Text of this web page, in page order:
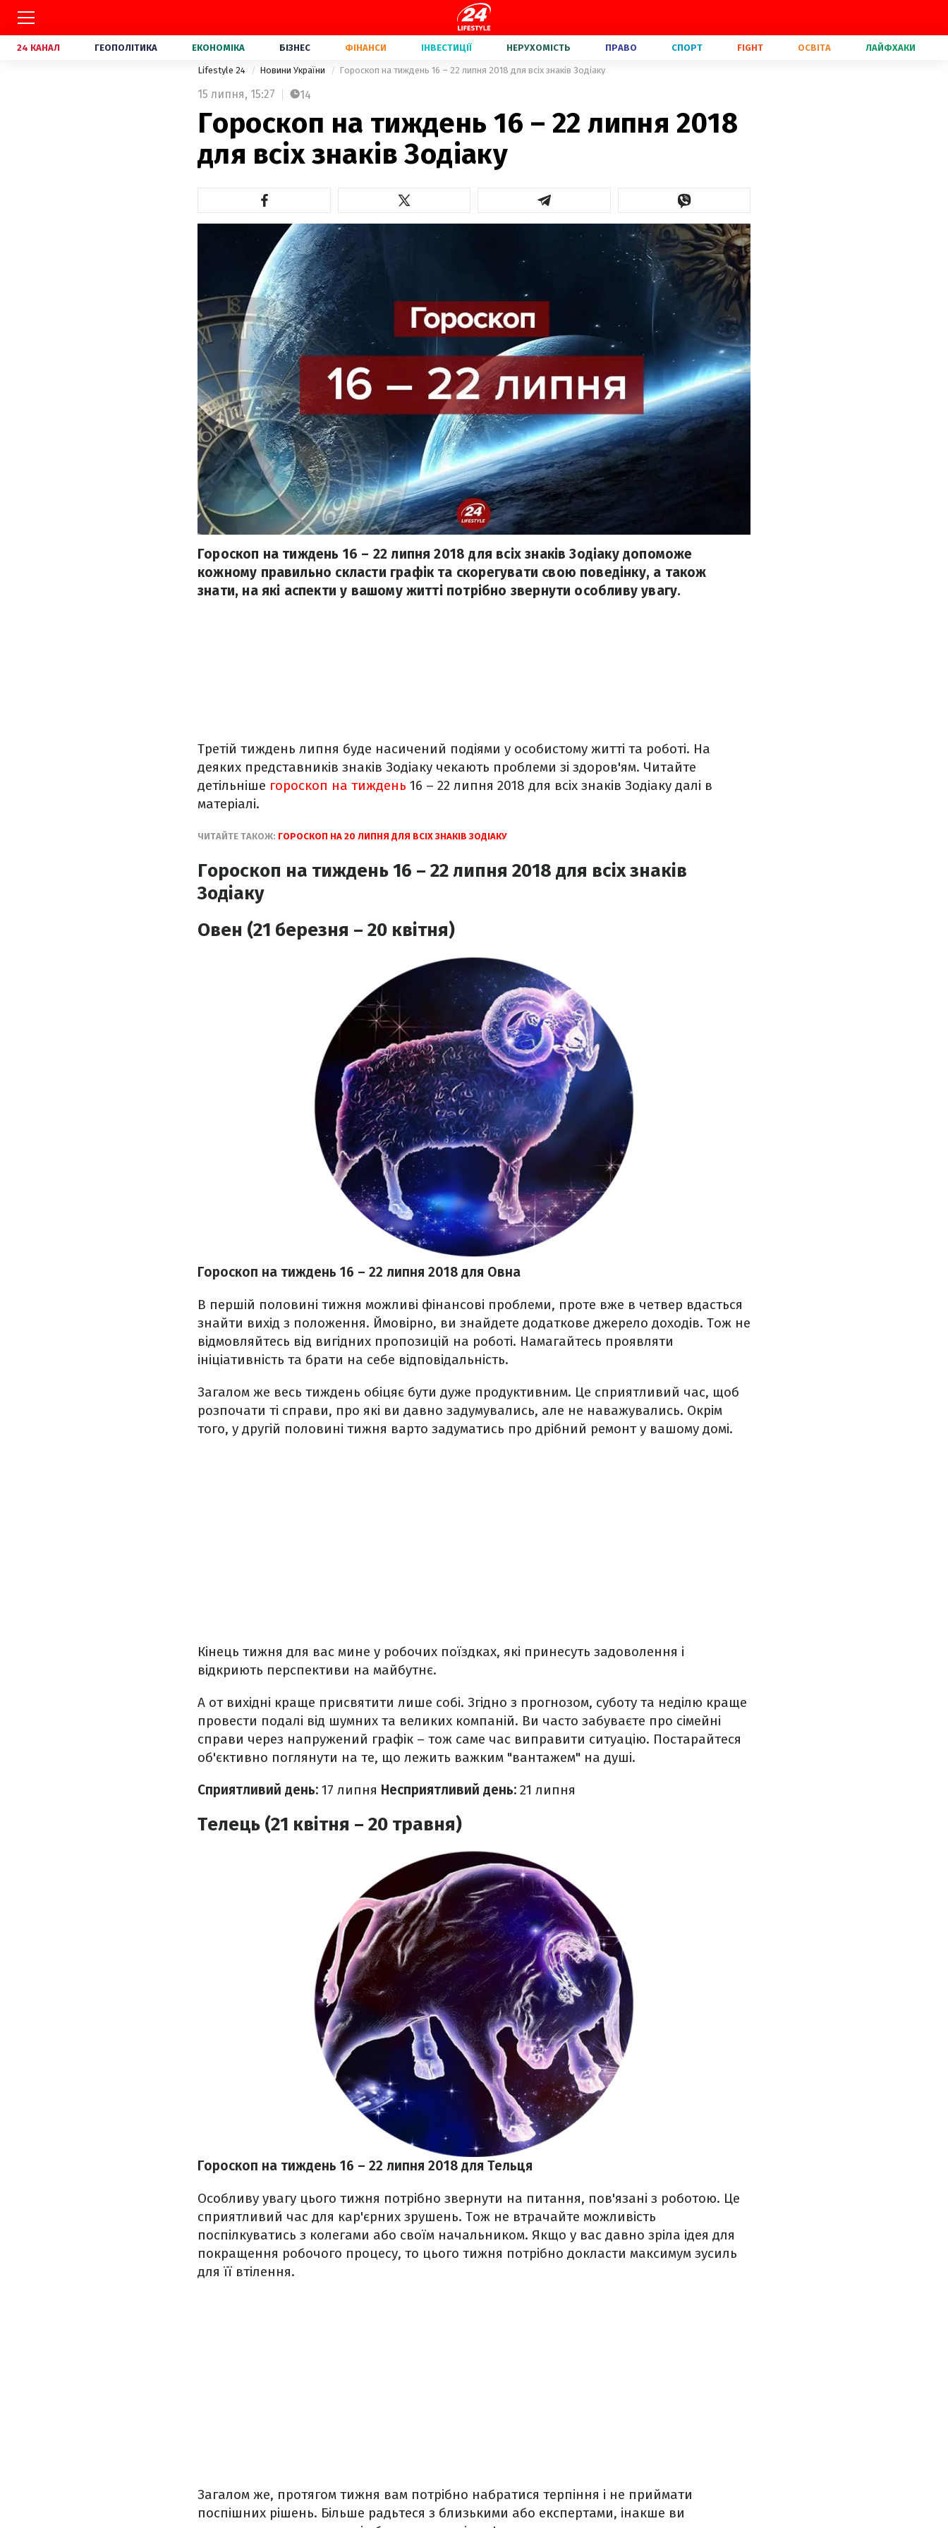
24 КАНАЛ ГЕОПОЛІТИКА ЕКОНОМІКА БІЗНЕС ФІНАНСИ ІНВЕСТИЦІЇ НЕРУХОМІСТЬ ПРАВО СПОРТ FIGHT ОСВІТА ЛАЙФХАКИ
Lifestyle 24 Новини України Гороскоп на тиждень 16 – 22 липня 2018 для всіх знаків Зодіаку
15 липня, 15:27 14
Гороскоп на тиждень 16 – 22 липня 2018
для всіх знаків Зодіаку
Гороскоп на тиждень 16 – 22 липня 2018 для всіх знаків Зодіаку допоможе
кожному правильно скласти графік та скорегувати свою поведінку, а також
знати, на які аспекти у вашому житті потрібно звернути особливу увагу.
Третій тиждень липня буде насичений подіями у особистому житті та роботі. На
деяких представників знаків Зодіаку чекають проблеми зі здоров'ям. Читайте
детільніше гороскоп на тиждень 16 – 22 липня 2018 для всіх знаків Зодіаку далі в
матеріалі.
ЧИТАЙТЕ ТАКОЖ: ГОРОСКОП НА 20 ЛИПНЯ ДЛЯ ВСІХ ЗНАКІВ ЗОДІАКУ
Гороскоп на тиждень 16 – 22 липня 2018 для всіх знаків
Зодіаку
Овен (21 березня – 20 квітня)
Гороскоп на тиждень 16 – 22 липня 2018 для Овна
В першій половині тижня можливі фінансові проблеми, проте вже в четвер вдасться
знайти вихід з положення. Ймовірно, ви знайдете додаткове джерело доходів. Тож не
відмовляйтесь від вигідних пропозицій на роботі. Намагайтесь проявляти
ініціативність та брати на себе відповідальність.
Загалом же весь тиждень обіцяє бути дуже продуктивним. Це сприятливий час, щоб
розпочати ті справи, про які ви давно задумувались, але не наважувались. Окрім
того, у другій половині тижня варто задуматись про дрібний ремонт у вашому домі.
Кінець тижня для вас мине у робочих поїздках, які принесуть задоволення і
відкриють перспективи на майбутнє.
А от вихідні краще присвятити лише собі. Згідно з прогнозом, суботу та неділю краще
провести подалі від шумних та великих компаній. Ви часто забуваєте про сімейні
справи через напружений графік – тож саме час виправити ситуацію. Постарайтеся
об'єктивно поглянути на те, що лежить важким "вантажем" на душі.
Сприятливий день: 17 липня Несприятливий день: 21 липня
Телець (21 квітня – 20 травня)
Гороскоп на тиждень 16 – 22 липня 2018 для Тельця
Особливу увагу цього тижня потрібно звернути на питання, пов'язані з роботою. Це
сприятливий час для кар'єрних зрушень. Тож не втрачайте можливість
поспілкуватись з колегами або своїм начальником. Якщо у вас давно зріла ідея для
покращення робочого процесу, то цього тижня потрібно докласти максимум зусиль
для її втілення.
Загалом же, протягом тижня вам потрібно набратися терпіння і не приймати
поспішних рішень. Більше радьтеся з близькими або експертами, інакше ви